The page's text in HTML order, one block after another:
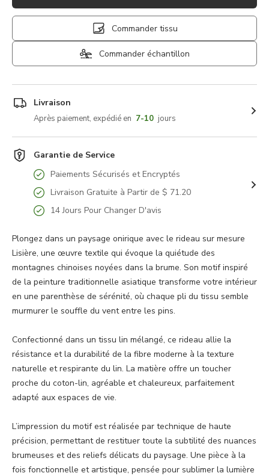
Commander tissu
Commander échantillon
Livraison
Après paiement, expédié en 7-10 jours
Garantie de Service
Paiements Sécurisés et Encryptés
Livraison Gratuite à Partir de $ 71.20
14 Jours Pour Changer D'avis
Plongez dans un paysage onirique avec le rideau sur mesure
Lisière, une œuvre textile qui évoque la quiétude des
montagnes chinoises noyées dans la brume. Son motif inspiré
de la peinture traditionnelle asiatique transforme votre intérieur
en une parenthèse de sérénité, où chaque pli du tissu semble
murmurer le souffle du vent entre les pins.
Confectionné dans un tissu lin mélangé, ce rideau allie la
résistance et la durabilité de la fibre moderne à la texture
naturelle et respirante du lin. La matière offre un toucher
proche du coton-lin, agréable et chaleureux, parfaitement
adapté aux espaces de vie.
L’impression du motif est réalisée par technique de haute
précision, permettant de restituer toute la subtilité des nuances
brumeuses et des reliefs délicats du paysage. Une pièce à la
fois fonctionnelle et artistique, pensée pour sublimer la lumière